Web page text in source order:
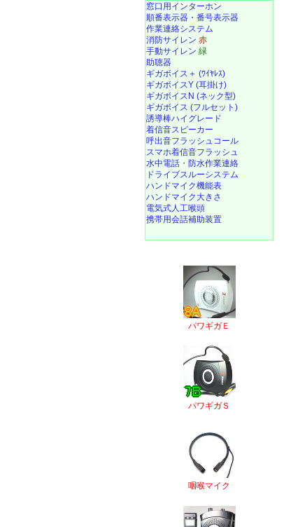
窓口用インターホン
順番表示器・番号表示器
作業連絡システム
消防サイレン 赤
手動サイレン 緑
助聴器
ギガボイス＋ (ﾜｲﾔﾚｽ)
ギガボイスY (耳掛け)
ギガボイスN (ネック型)
ギガボイス (フルセット)
誘導棒ハイグレード
着信音スピーカー
呼出音フラッシュコール
スマホ着信音フラッシュ
水中電話 ・ 防水作業連絡
ドライブスルーシステム
ハンドマイク機能表
ハンドマイク大きさ
電気式人工喉頭
携帯用会話補助装置
パワギガＥ
パワギガＳ
咽喉マイク